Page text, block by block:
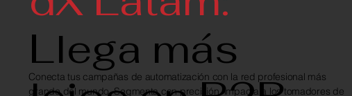
Llega más
Conecta tus campañas de automatización con la red profesional más
grande del mundo. Segmenta con precisión, impacta a los tomadores de